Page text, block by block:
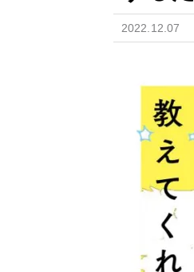
2022.12.07